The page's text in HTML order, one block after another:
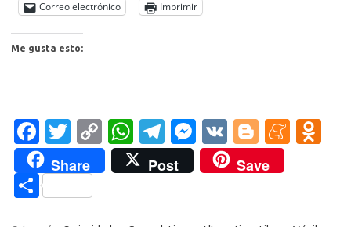
Correo electrónico
Imprimir
Me gusta esto:
Fa
c
e
b
T
w
it
te
C
o
p
W
h
at
T
el
e
M
es
se
V
K
Bl
o
g
M
Share Post Save
C